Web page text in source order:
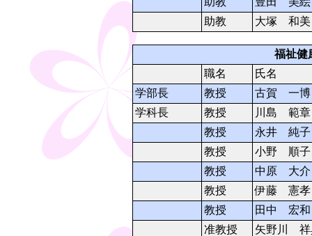
助教
大塚 和美
福祉健
職名
氏名
学部長
教授
古賀 一博
学科長
教授
川島 範章
教授
永井 純子
教授
小野 順子
教授
中原 大介
教授
伊藤 憲孝
教授
田中 宏和
准教授
矢野川 祥